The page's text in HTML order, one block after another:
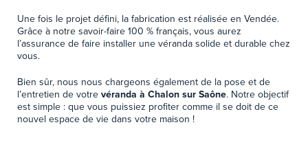
Une fois le projet défini, la fabrication est réalisée en Vendée.
Grâce à notre savoir-faire 100 % français, vous aurez
l’assurance de faire installer une véranda solide et durable chez
vous.
Bien sûr, nous nous chargeons également de la pose et de
l’entretien de votre véranda à Chalon sur Saône. Notre objectif
est simple : que vous puissiez profiter comme il se doit de ce
nouvel espace de vie dans votre maison !